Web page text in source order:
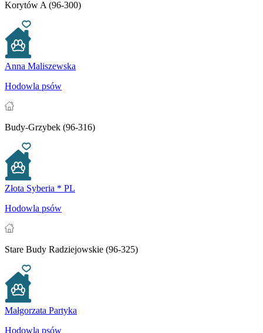
Korytów A (96-300)
Anna Maliszewska
Hodowla psów
Budy-Grzybek (96-316)
Złota Syberia * PL
Hodowla psów
Stare Budy Radziejowskie (96-325)
Małgorzata Partyka
Hodowla psów